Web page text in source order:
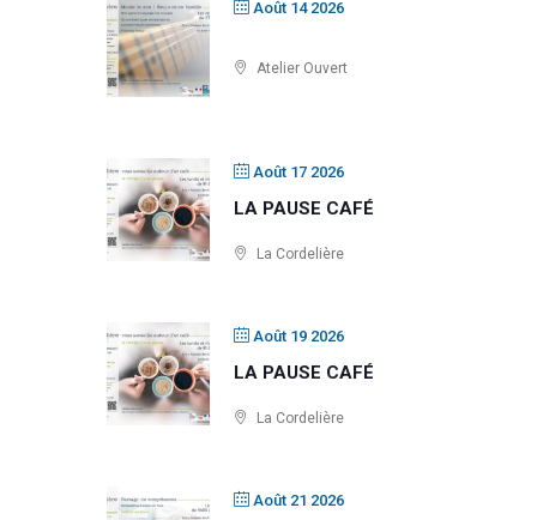
Août 14 2026
Atelier Ouvert
Août 17 2026
LA PAUSE CAFÉ
La Cordelière
Août 19 2026
LA PAUSE CAFÉ
La Cordelière
Août 21 2026